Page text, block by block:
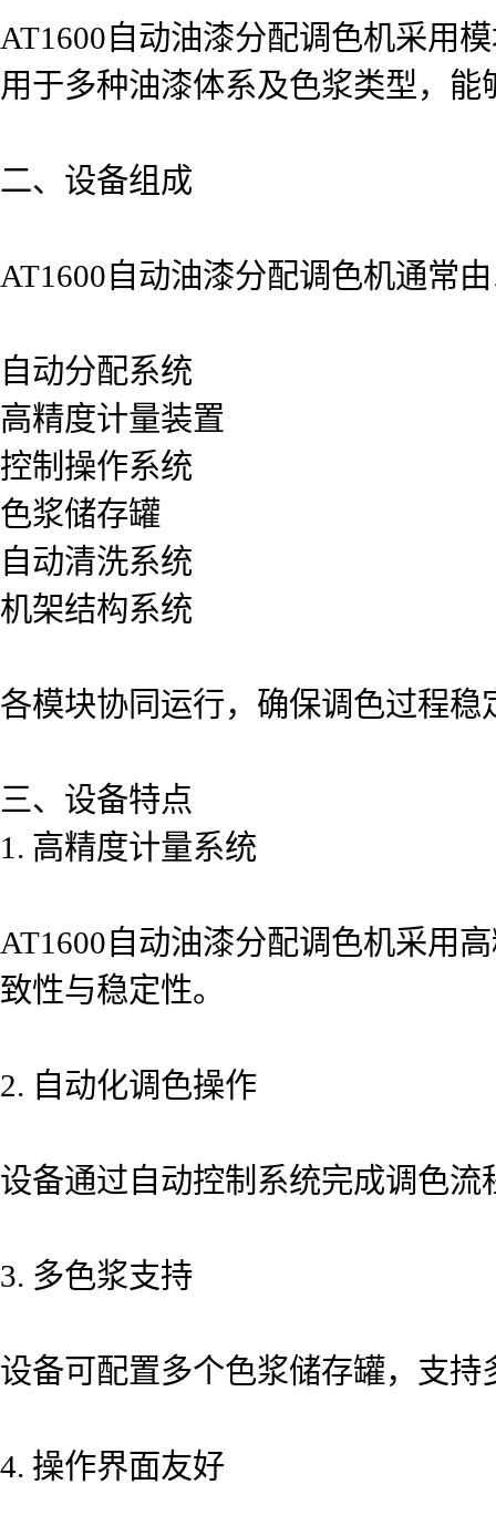
AT1600自动油漆分配调色机采用
用于多种油漆体系及色浆类型，
二、设备组成
AT1600自动油漆分配调色机通常
自动分配系统
高精度计量装置
控制操作系统
色浆储存罐
自动清洗系统
机架结构系统
各模块协同运行，确保调色过程稳
三、设备特点
1. 高精度计量系统
AT1600自动油漆分配调色机采用
致性与稳定性。
2. 自动化调色操作
设备通过自动控制系统完成调色
3. 多色浆支持
设备可配置多个色浆储存罐，支
4. 操作界面友好